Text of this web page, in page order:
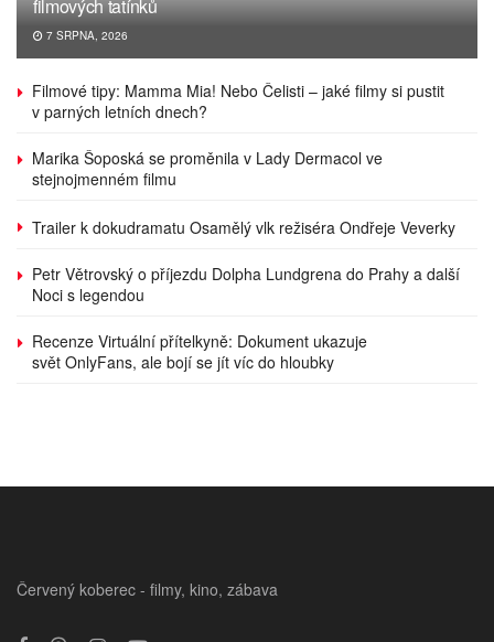
filmových tatínků
7 SRPNA, 2026
Filmové tipy: Mamma Mia! Nebo Čelisti – jaké filmy si pustit
v parných letních dnech?
Marika Šoposká se proměnila v Lady Dermacol ve
stejnojmenném filmu
Trailer k dokudramatu Osamělý vlk režiséra Ondřeje Veverky
Petr Větrovský o příjezdu Dolpha Lundgrena do Prahy a další
Noci s legendou
Recenze Virtuální přítelkyně: Dokument ukazuje
svět OnlyFans, ale bojí se jít víc do hloubky
Červený koberec - filmy, kino, zábava